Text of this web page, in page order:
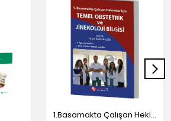
1.Basamakta Çalışan Hekimler İçin Temel Obstetrik Ve Jinekoloji Bilgisi